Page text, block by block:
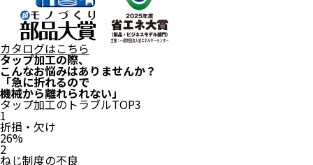
カタログはこちら
タップ加工の際、
こんなお悩みはありませんか？
「急に折れるので
機械から離れられない」
タップ加工の トラブルTOP3
1
折損・欠け
26%
2
ねじ制度の不良